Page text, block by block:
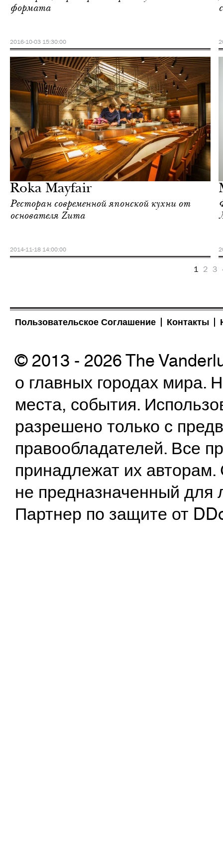
формата
2016-10-03 15:30:00
Roka Mayfair
Ресторан современной японской кухни от
основателя Zuma
2014-11-18 14:00:00
1 2 3
Пользовательское Соглашение Контакты
© 2013 - 2026 The
о главных городах
места, события.
разрешено только с
правообладателей. Все
принадлежат их
не предназначенный
Партнер по защите от